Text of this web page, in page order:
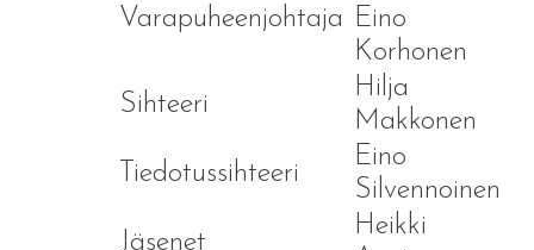
Varapuheenjohtaja
Eino
Korhonen
Sihteeri
Hilja
Makkonen
Tiedotussihteeri
Eino
Silvennoinen
Jäsenet
Heikki